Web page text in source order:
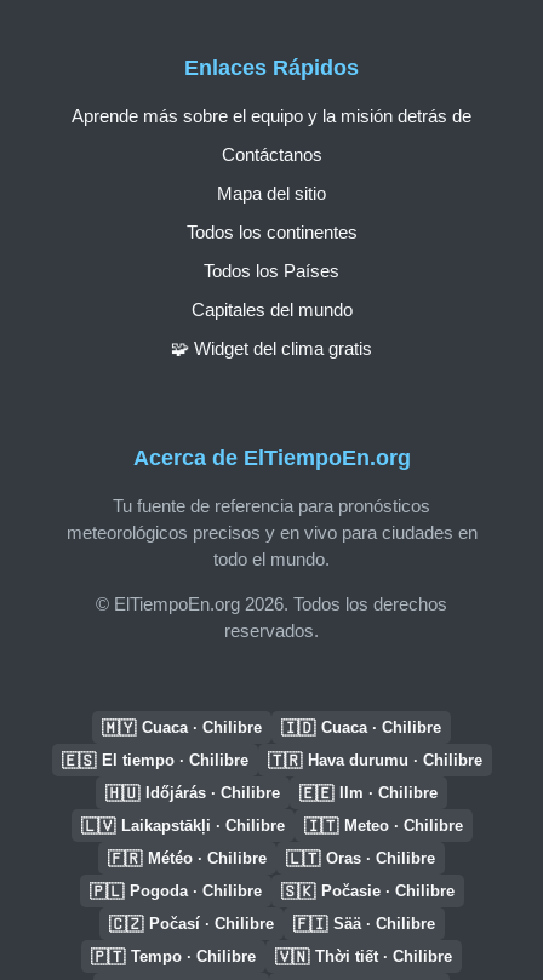
Acerca de ElTiempoEn.org
Tu fuente de referencia para pronósticos
meteorológicos precisos y en vivo para ciudades en
todo el mundo.
© ElTiempoEn.org 2026. Todos los derechos
reservados.
Enlaces Rápidos
Aprende más sobre el equipo y la misión detrás de
Contáctanos
Mapa del sitio
Todos los continentes
Todos los Países
Capitales del mundo
🧩 Widget del clima gratis
🇲🇾 Cuaca · Chilibre 🇮🇩 Cuaca · Chilibre
🇪🇸 El tiempo · Chilibre 🇹🇷 Hava durumu · Chilibre
🇭🇺 Időjárás · Chilibre 🇪🇪 Ilm · Chilibre
🇱🇻 Laikapstākļi · Chilibre 🇮🇹 Meteo · Chilibre
🇫🇷 Météo · Chilibre 🇱🇹 Oras · Chilibre
🇵🇱 Pogoda · Chilibre 🇸🇰 Počasie · Chilibre
🇨🇿 Počasí · Chilibre 🇫🇮 Sää · Chilibre
🇵🇹 Tempo · Chilibre 🇻🇳 Thời tiết · Chilibre